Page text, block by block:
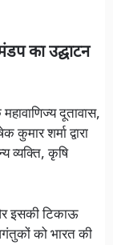
का उद्घाटन
दूतावास,
शर्मा द्वारा
व्यक्ति, कृषि
इसकी टिकाऊ
को भारत की